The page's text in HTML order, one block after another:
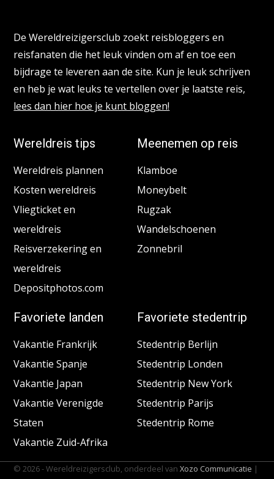
De Wereldreizigersclub zoekt reisbloggers en
reisfanaten die het leuk vinden om af en toe een
bijdrage te leveren aan de site. Kun je leuk schrijven
en heb je wat leuks te vertellen over je laatste reis,
lees dan hier hoe je kunt bloggen!
Wereldreis tips
Wereldreis plannen
Kosten wereldreis
Vliegticket en
wereldreis
Reisverzekering en
wereldreis
Depositphotos.com
Meenemen op reis
Klamboe
Moneybelt
Rugzak
Wandelschoenen
Zonnebril
Favoriete landen
Vakantie Frankrijk
Vakantie Spanje
Vakantie Japan
Vakantie Verenigde
Staten
Vakantie Zuid-Afrika
Favoriete stedentrip
Stedentrip Berlijn
Stedentrip Londen
Stedentrip New York
Stedentrip Parijs
Stedentrip Rome
© 2026 - Wereldreizigersclub, onderdeel vanXozo Communicatie |